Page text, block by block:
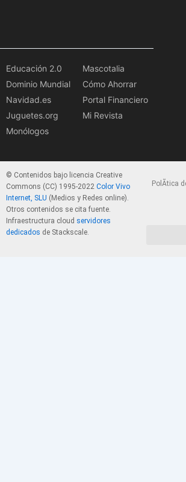
Educación 2.0
Dominio Mundial
Navidad.es
Juguetes.org
Monólogos
Mascotalia
Cómo Ahorrar
Portal Financiero
Mi Revista
© Contenidos bajo licencia Creative
Commons (CC) 1995-2022 Color Vivo
Internet, SLU (Medios y Redes online).
Otros contenidos se cita fuente.
Infraestructura cloud servidores
dedicados de Stackscale.
PolÃ­tica